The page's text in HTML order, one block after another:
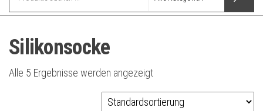
Silikonsocke
Alle 5 Ergebnisse werden angezeigt